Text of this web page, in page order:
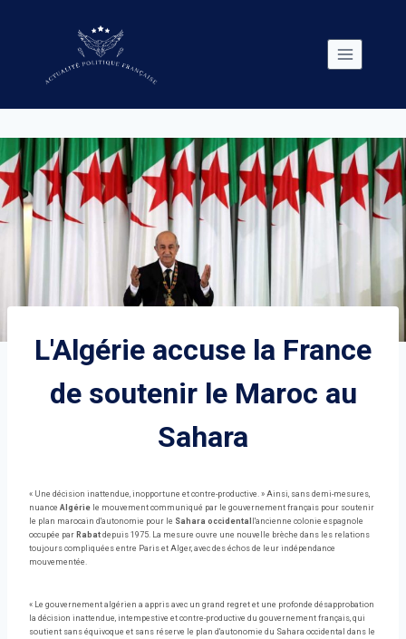
L'Algérie accuse la France
de soutenir le Maroc au
Sahara
« Une décision inattendue, inopportune et contre-productive. » Ainsi, sans demi-mesures,
nuance Algérie le mouvement communiqué par le gouvernement français pour soutenir
le plan marocain d'autonomie pour le Sahara occidental
l'ancienne colonie espagnole
occupée par Rabat depuis 1975. La mesure ouvre une nouvelle brèche dans les relations
toujours compliquées entre Paris et Alger, avec des échos de leur indépendance
mouvementée.
« Le gouvernement algérien a appris avec un grand regret et une profonde désapprobation
la décision inattendue, intempestive et contre-productive du gouvernement français, qui
soutient sans équivoque et sans réserve le plan d'autonomie du Sahara occidental dans le